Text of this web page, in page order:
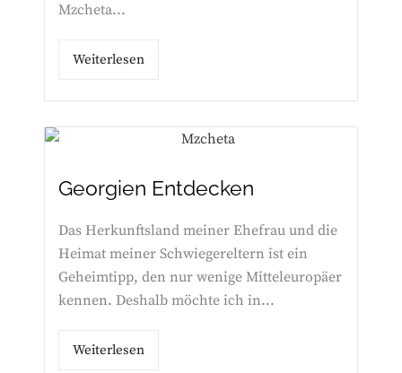
Mzcheta...
Weiterlesen
Georgien Entdecken
Das Herkunftsland meiner Ehefrau und die
Heimat meiner Schwiegereltern ist ein
Geheimtipp, den nur wenige Mitteleuropäer
kennen. Deshalb möchte ich in...
Weiterlesen